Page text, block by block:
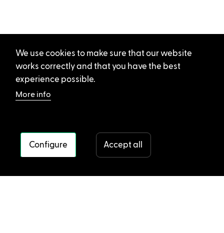
We use cookies to make sure that our website
works correctly and that you have the best
experience possible.
More info
Configure Accept all